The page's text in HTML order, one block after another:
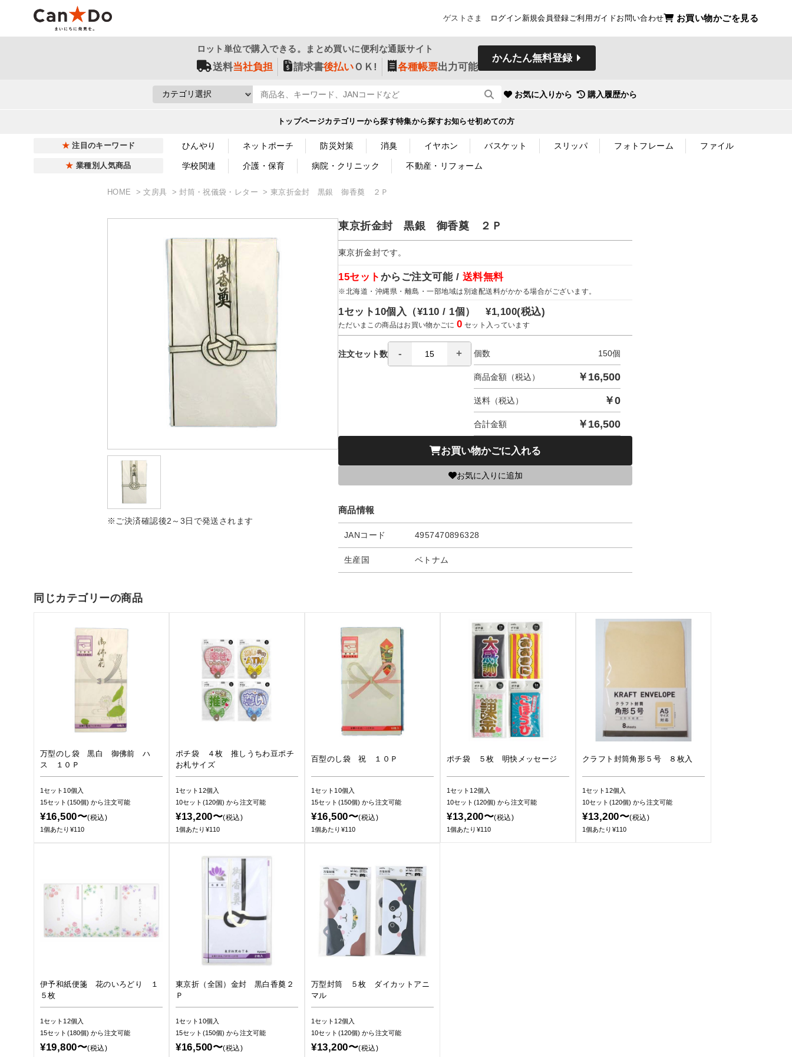
ゲストさま ログイン 新規会員登録ご利用ガイドお問い合わせ お買い物かごを見る
ロット単位で購入できる。まとめ買いに便利な通販サイト
送料当社負担 請求書後払いＯＫ! 各種帳票出力可能
かんたん無料登録
お気に入りから 購入履歴から
トップページカテゴリーから探す特集から探すお知らせ初めての方
注目のキーワード ひんやり ネットポーチ 防災対策 消臭 イヤホン バスケット スリッパ フォトフレーム ファイル
業種別人気商品 学校関連 介護・保育 病院・クリニック 不動産・リフォーム
HOME 文房具 封筒・祝儀袋・レター 東京折金封 黒銀 御香奠 ２Ｐ
※ご決済確認後2～3日で発送されます
東京折金封 黒銀 御香奠 ２Ｐ
東京折金封です。
15セット からご注文可能 / 送料無料
※北海道・沖縄県・離島・一部地域は別途配送料がかかる場合がございます。
1セット10個入（¥110 / 1個）¥1,100(税込)
ただいまこの商品はお買い物かごに0 セット入っています
注文セット数 個数 150個
商品金額（税込） ￥ 16,500
送料（税込） ￥0
合計金額 ￥ 16,500
お買い物かごに入れる
お気に入りに追加
商品情報
JANコード 4957470896328
生産国 ベトナム
同じカテゴリーの商品
万型のし袋 黒白 御佛前 ハ
ス １０Ｐ
1セット10個入
15セット(150個)から注文可能
¥16,500〜(税込)
1個あたり¥110
ポチ袋 ４枚 推しうちわ豆ポチ
お札サイズ
1セット12個入
10セット(120個)から注文可能
¥13,200〜(税込)
1個あたり¥110
百型のし袋 祝 １０Ｐ
1セット10個入
15セット(150個)から注文可能
¥16,500〜(税込)
1個あたり¥110
ポチ袋 ５枚 明快メッセージ
1セット12個入
10セット(120個)から注文可能
¥13,200〜(税込)
1個あたり¥110
クラフト封筒角形５号 ８枚入
1セット12個入
10セット(120個)から注文可能
¥13,200〜(税込)
1個あたり¥110
伊予和紙便箋 花のいろどり １
５枚
1セット12個入
15セット(180個)から注文可能
¥19,800〜(税込)
東京折（全国）金封 黒白香奠２
Ｐ
1セット10個入
15セット(150個)から注文可能
¥16,500〜(税込)
万型封筒 ５枚 ダイカットアニ
マル
1セット12個入
10セット(120個)から注文可能
¥13,200〜(税込)